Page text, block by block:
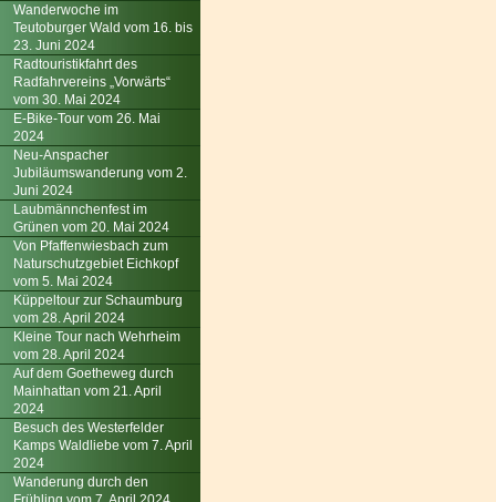
Wanderwoche im
Teutoburger Wald vom 16. bis
23. Juni 2024
Radtouristikfahrt des
Radfahrvereins „Vorwärts“
vom 30. Mai 2024
E-Bike-Tour vom 26. Mai
2024
Neu-Anspacher
Jubiläumswanderung vom 2.
Juni 2024
Laubmännchenfest im
Grünen vom 20. Mai 2024
Von Pfaffenwiesbach zum
Naturschutzgebiet Eichkopf
vom 5. Mai 2024
Küppeltour zur Schaumburg
vom 28. April 2024
Kleine Tour nach Wehrheim
vom 28. April 2024
Auf dem Goetheweg durch
Mainhattan vom 21. April
2024
Besuch des Westerfelder
Kamps Waldliebe vom 7. April
2024
Wanderung durch den